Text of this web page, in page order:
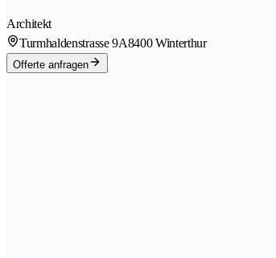
Architekt
Turmhaldenstrasse 9A8400 Winterthur
Offerte anfragen